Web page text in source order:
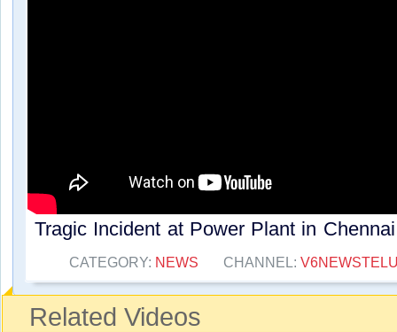
Tragic Incident at Power Plant in
CATEGORY: NEWS CHANNEL:
Related Videos